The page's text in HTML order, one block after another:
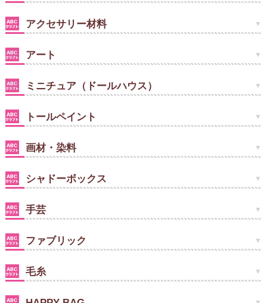
アクセサリー材料
アート
ミニチュア（ドールハウス）
トールペイント
画材・染料
シャドーボックス
手芸
ファブリック
毛糸